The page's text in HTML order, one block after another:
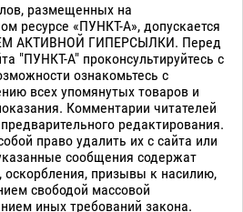
размещенных на
ресурсе «ПУНКТ-А», допускается
АКТИВНОЙ ГИПЕРСЫЛКИ. Перед
"ПУНКТ-А" проконсультируйтесь с
ознакомьтесь с
всех упомянутых товаров и
Комментарии читателей
редактирования.
право удалить их с сайта или
сообщения содержат
оскорбления, призывы к насилию,
свободой массовой
иных требований закона.